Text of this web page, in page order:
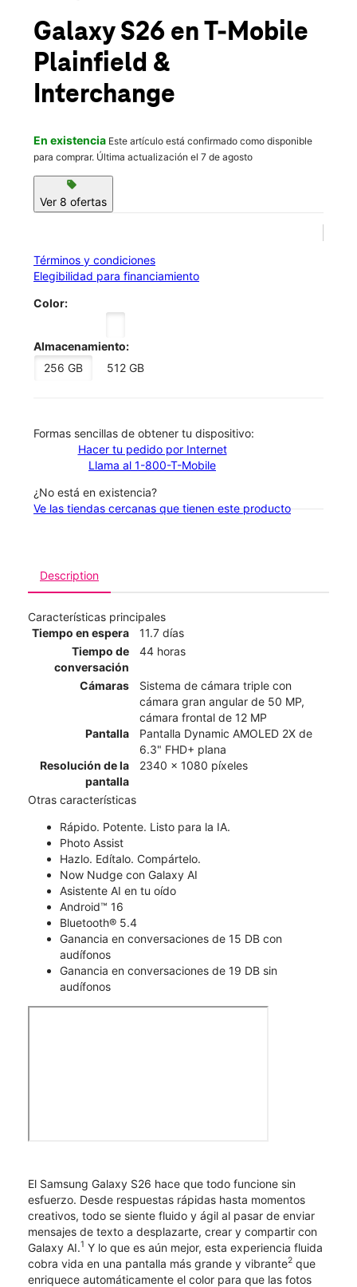
location_on
254 N Plainfield Rd Ste 4 West Lebanon, NH 03784
Galaxy S26 en T-Mobile
Plainfield &
Interchange
En existencia Este artículo está confirmado como disponible
para comprar. Última actualización el 7 de agosto
sell
Ver 8 ofertas
Términos y condiciones
Elegibilidad para financiamiento
Color:
Almacenamiento:
256 GB
512 GB
​​​​​​​Formas sencillas de obtener tu dispositivo:
Hacer tu pedido por Internet
Llama al 1-800-T-Mobile
¿No está en existencia?
Ve las tiendas cercanas que tienen este producto
Description
Características principales
Tiempo en espera
11.7 días
Tiempo de
conversación
44 horas
Cámaras
Sistema de cámara triple con
cámara gran angular de 50 MP,
cámara frontal de 12 MP
Pantalla
Pantalla Dynamic AMOLED 2X de
6.3" FHD+ plana
Resolución de la
pantalla
2340 x 1080 píxeles
Otras características
Rápido. Potente. Listo para la IA.
Photo Assist
Hazlo. Edítalo. Compártelo.
Now Nudge con Galaxy AI
Asistente AI en tu oído
Android™ 16
Bluetooth® 5.4
Ganancia en conversaciones de 15 DB con
audífonos
Ganancia en conversaciones de 19 DB sin
audífonos
El Samsung Galaxy S26 hace que todo funcione sin
esfuerzo. Desde respuestas rápidas hasta momentos
creativos, todo se siente fluido y ágil al pasar de enviar
mensajes de texto a desplazarte, crear y compartir con
Galaxy AI.1 Y lo que es aún mejor, esta experiencia fluida
cobra vida en una pantalla más grande y vibrante2 que
enriquece automáticamente el color para que las fotos